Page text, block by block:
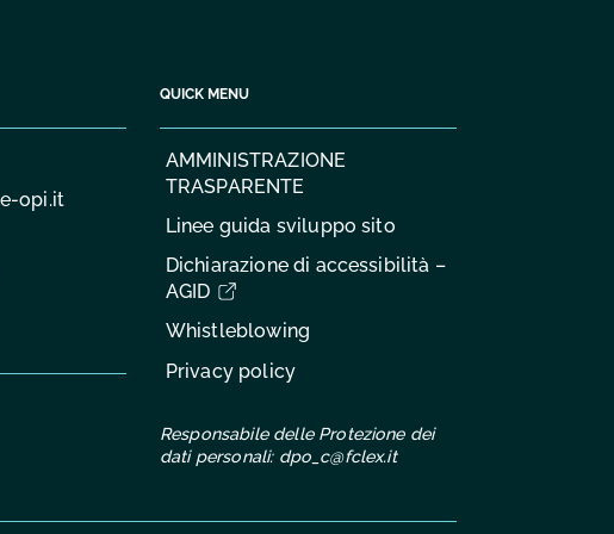
opi.it
QUICK MENU
AMMINISTRAZIONE
TRASPARENTE
Linee guida sviluppo sito
Dichiarazione di accessibilità –
AGID
Whistleblowing
Privacy policy
Responsabile delle Protezione dei
dati personali: dpo_c@fclex.it